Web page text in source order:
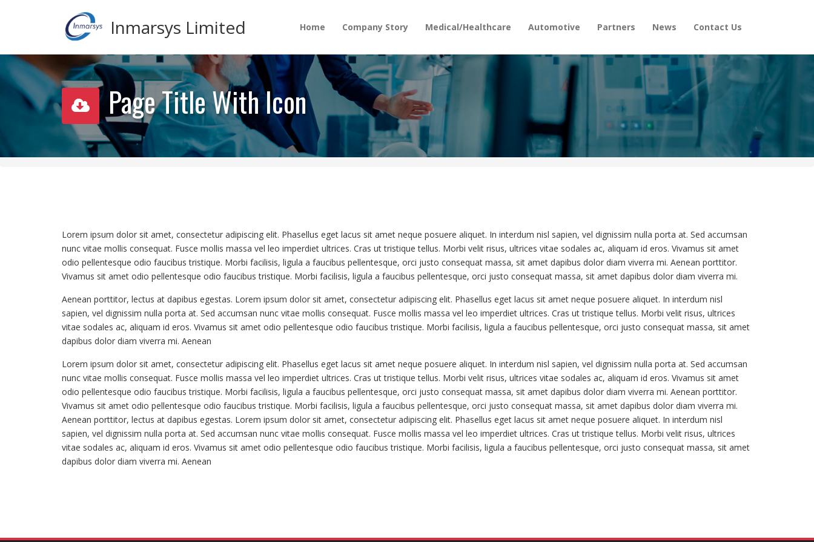
Inmarsys Limited Home Company Story Medical/Healthcare Automotive Partners News Contact Us
Page Title With Icon
Lorem ipsum dolor sit amet, consectetur adipiscing elit. Phasellus eget lacus sit amet neque posuere aliquet. In interdum nisl sapien, vel dignissim nulla porta at. Sed accumsan
nunc vitae mollis consequat. Fusce mollis massa vel leo imperdiet ultrices. Cras ut tristique tellus. Morbi velit risus, ultrices vitae sodales ac, aliquam id eros. Vivamus sit amet
odio pellentesque odio faucibus tristique. Morbi facilisis, ligula a faucibus pellentesque, orci justo consequat massa, sit amet dapibus dolor diam viverra mi. Aenean porttitor.
Vivamus sit amet odio pellentesque odio faucibus tristique. Morbi facilisis, ligula a faucibus pellentesque, orci justo consequat massa, sit amet dapibus dolor diam viverra mi.
Aenean porttitor, lectus at dapibus egestas. Lorem ipsum dolor sit amet, consectetur adipiscing elit. Phasellus eget lacus sit amet neque posuere aliquet. In interdum nisl
sapien, vel dignissim nulla porta at. Sed accumsan nunc vitae mollis consequat. Fusce mollis massa vel leo imperdiet ultrices. Cras ut tristique tellus. Morbi velit risus, ultrices
vitae sodales ac, aliquam id eros. Vivamus sit amet odio pellentesque odio faucibus tristique. Morbi facilisis, ligula a faucibus pellentesque, orci justo consequat massa, sit amet
dapibus dolor diam viverra mi. Aenean
Lorem ipsum dolor sit amet, consectetur adipiscing elit. Phasellus eget lacus sit amet neque posuere aliquet. In interdum nisl sapien, vel dignissim nulla porta at. Sed accumsan
nunc vitae mollis consequat. Fusce mollis massa vel leo imperdiet ultrices. Cras ut tristique tellus. Morbi velit risus, ultrices vitae sodales ac, aliquam id eros. Vivamus sit amet
odio pellentesque odio faucibus tristique. Morbi facilisis, ligula a faucibus pellentesque, orci justo consequat massa, sit amet dapibus dolor diam viverra mi. Aenean porttitor.
Vivamus sit amet odio pellentesque odio faucibus tristique. Morbi facilisis, ligula a faucibus pellentesque, orci justo consequat massa, sit amet dapibus dolor diam viverra mi.
Aenean porttitor, lectus at dapibus egestas. Lorem ipsum dolor sit amet, consectetur adipiscing elit. Phasellus eget lacus sit amet neque posuere aliquet. In interdum nisl
sapien, vel dignissim nulla porta at. Sed accumsan nunc vitae mollis consequat. Fusce mollis massa vel leo imperdiet ultrices. Cras ut tristique tellus. Morbi velit risus, ultrices
vitae sodales ac, aliquam id eros. Vivamus sit amet odio pellentesque odio faucibus tristique. Morbi facilisis, ligula a faucibus pellentesque, orci justo consequat massa, sit amet
dapibus dolor diam viverra mi. Aenean